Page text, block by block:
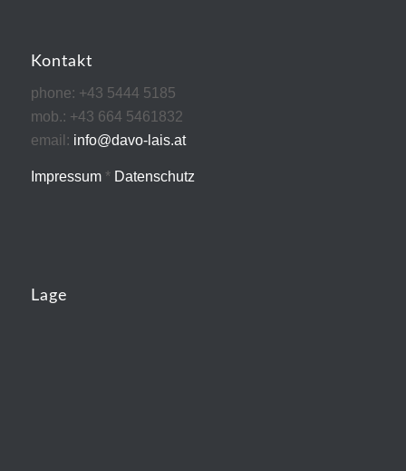
Kontakt
phone: +43 5444 5185
mob.: +43 664 5461832
email: info@davo-lais.at
Impressum* Datenschutz
Lage